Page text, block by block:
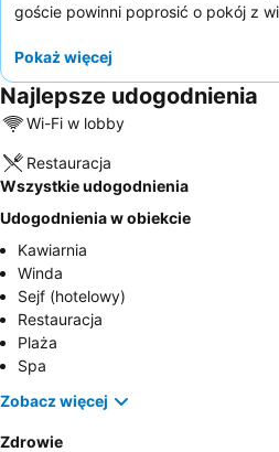
goście powinni poprosić o pokój z
Pokaż więcej
Najlepsze udogodnienia
Wi-Fi w lobby
Restauracja
Wszystkie udogodnienia
Udogodnienia w obiekcie
Kawiarnia
Winda
Sejf (hotelowy)
Restauracja
Plaża
Spa
Zobacz więcej
Zdrowie